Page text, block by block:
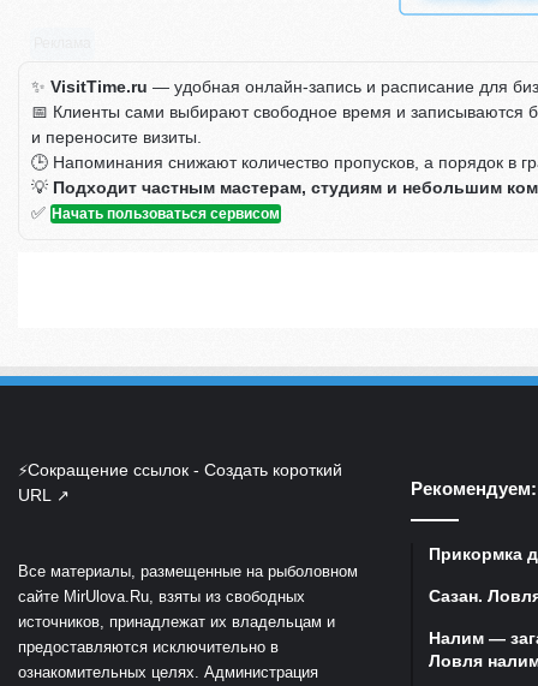
✨ VisitTime.ru — удобная онлайн-запись и расписание для
📅 Клиенты сами выбирают свободное время и записываются
и переносите визиты.
🕒 Напоминания снижают количество пропусков, а порядок в
💡 Подходит частным мастерам, студиям и небольшим
✅ Начать пользоваться сервисом
⚡Сокращение ссылок - Создать короткий
URL
↗
Все материалы, размещенные на рыболовном
сайте MirUlova.Ru, взяты из свободных
источников, принадлежат их владельцам и
предоставляются исключительно в
ознакомительных целях. Администрация
Рекомендуем:
Прикормка
Сазан.
Налим —
Ловля